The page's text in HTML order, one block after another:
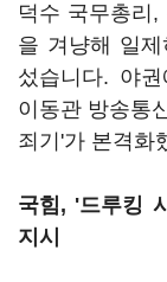
덕수 국무총리
을 겨냥해 일
섰습니다. 야
이동관 방송통
죄기'가 본격화
국힘, '드루킹
지시